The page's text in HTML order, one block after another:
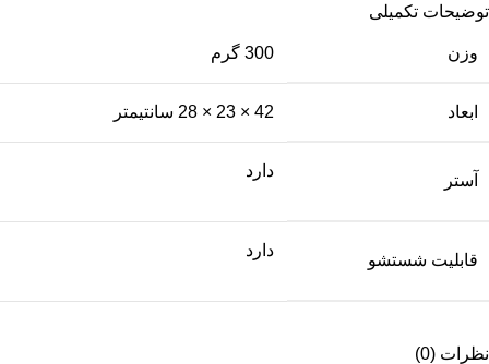
توضیحات تکمیلی
وزن 300 گرم
ابعاد 42 × 23 × 28 سانتیمتر
آستر
دارد
قابلیت شستشو
دارد
نظرات (0)